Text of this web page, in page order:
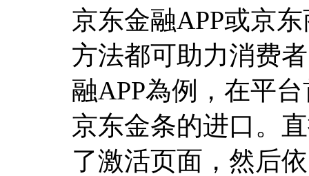
京东金融APP或京
方法都可助力消费
融APP為例，在平
京东金条的进口。
了激活页面，然后